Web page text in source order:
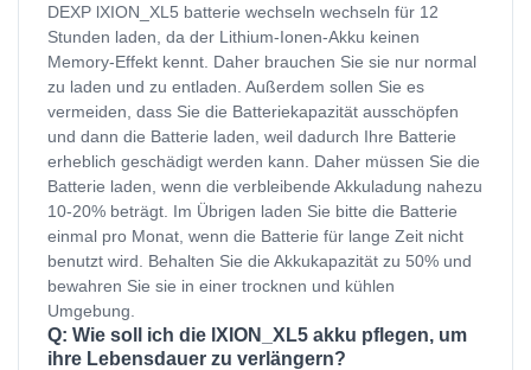
DEXP lXION_XL5 batterie wechseln wechseln für 12
Stunden laden, da der Lithium-Ionen-Akku keinen
Memory-Effekt kennt. Daher brauchen Sie sie nur normal
zu laden und zu entladen. Außerdem sollen Sie es
vermeiden, dass Sie die Batteriekapazität ausschöpfen
und dann die Batterie laden, weil dadurch Ihre Batterie
erheblich geschädigt werden kann. Daher müssen Sie die
Batterie laden, wenn die verbleibende Akkuladung nahezu
10-20% beträgt. Im Übrigen laden Sie bitte die Batterie
einmal pro Monat, wenn die Batterie für lange Zeit nicht
benutzt wird. Behalten Sie die Akkukapazität zu 50% und
bewahren Sie sie in einer trocknen und kühlen
Umgebung.
Q: Wie soll ich die lXION_XL5 akku pflegen, um
ihre Lebensdauer zu verlängern?